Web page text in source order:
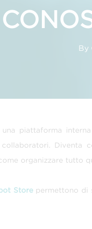
By
piattaforma
Diventa
organizzare tutto
Store permettono di